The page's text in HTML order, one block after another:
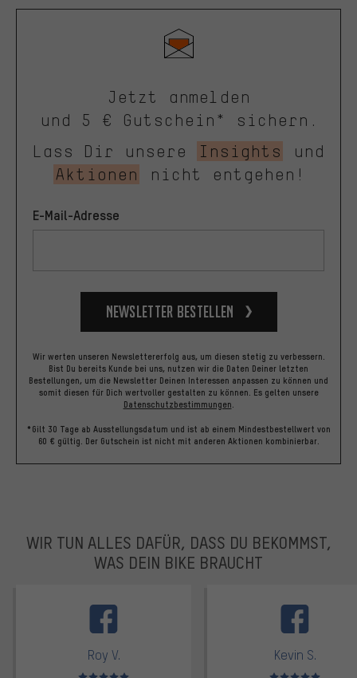
Jetzt anmelden
und 5 € Gutschein* sichern.
Lass Dir unsere
Insights
und
Aktionen
nicht entgehen!
E-Mail-Adresse
Newsletter bestellen
Wir werten unseren Newslettererfolg aus, um diesen stetig zu verbessern.
Bist Du bereits Kunde bei uns, nutzen wir die Daten Deiner letzten
Bestellungen, um die Newsletter Deinen Interessen anpassen zu können und
somit diesen für Dich wertvoller gestalten zu können. Es gelten unsere
Datenschutzbestimmungen.
*Gilt 30 Tage ab Ausstellungsdatum und ist ab einem Mindestbestellwert von
60 € gültig. Der Gutschein ist nicht mit anderen Aktionen kombinierbar.
WIR TUN ALLES DAFÜR, DASS DU BEKOMMST,
WAS DEIN BIKE BRAUCHT
Roy V.
Bewertungen: 5 von 5
Kevin S.
Bewertungen: 5 von 5